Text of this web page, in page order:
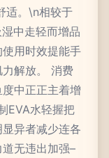
适。\n相较于
中走轻而增品
用时效提能手
解放。 消费
中正正主着增
EVA水轻握把
异者减少连各
无违出加强–